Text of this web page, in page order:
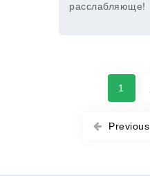
расслабляюще!
Previous
1